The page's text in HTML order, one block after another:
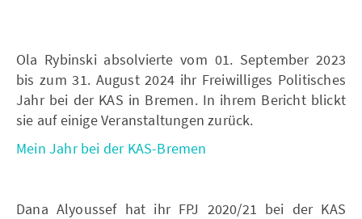
Ola Rybinski absolvierte vom 01. September 2023
bis zum 31. August 2024 ihr Freiwilliges Politisches
Jahr bei der KAS in Bremen. In ihrem Bericht blickt
sie auf einige Veranstaltungen zurück.
Mein Jahr bei der KAS-Bremen
Dana Alyoussef hat ihr FPJ 2020/21 bei der KAS